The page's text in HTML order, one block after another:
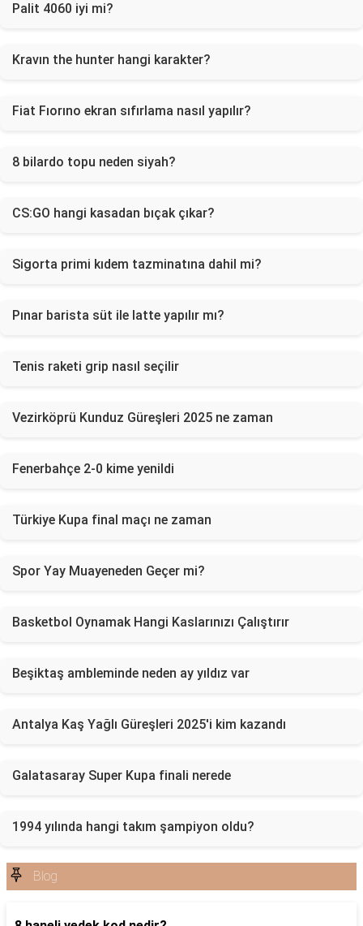
Palit 4060 iyi mi?
Kravın the hunter hangi karakter?
Fiat Fıorıno ekran sıfırlama nasıl yapılır?
8 bilardo topu neden siyah?
CS:GO hangi kasadan bıçak çıkar?
Sigorta primi kıdem tazminatına dahil mi?
Pınar barista süt ile latte yapılır mı?
Tenis raketi grip nasıl seçilir
Vezirköprü Kunduz Güreşleri 2025 ne zaman
Fenerbahçe 2-0 kime yenildi
Türkiye Kupa final maçı ne zaman
Spor Yay Muayeneden Geçer mi?
Basketbol Oynamak Hangi Kaslarınızı Çalıştırır
Beşiktaş ambleminde neden ay yıldız var
Antalya Kaş Yağlı Güreşleri 2025'i kim kazandı
Galatasaray Super Kupa finali nerede
1994 yılında hangi takım şampiyon oldu?
Blog